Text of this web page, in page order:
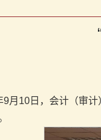
9月10日，会计（审